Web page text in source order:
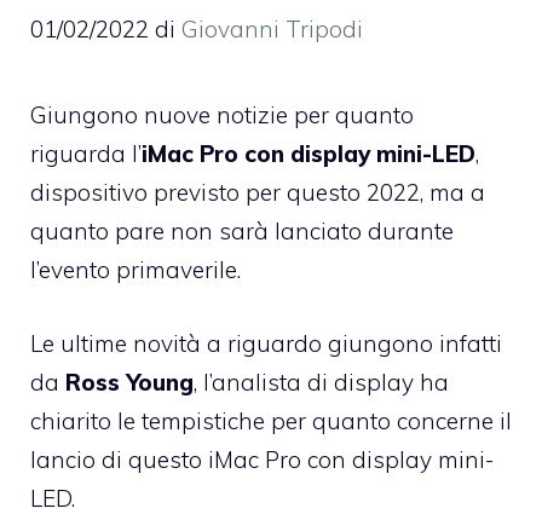
01/02/2022 di Giovanni Tripodi
Giungono nuove notizie per quanto
riguarda l’iMac Pro con display mini-LED,
dispositivo previsto per questo 2022, ma a
quanto pare non sarà lanciato durante
l’evento primaverile.
Le ultime novità a riguardo giungono infatti
da Ross Young, l’analista di display ha
chiarito le tempistiche per quanto concerne il
lancio di questo iMac Pro con display mini-
LED.